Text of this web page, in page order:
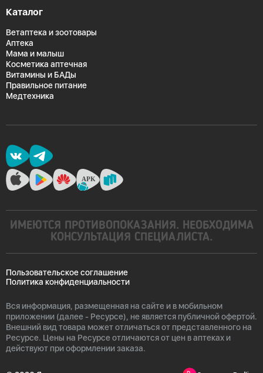
Каталог
Ветаптека и зоотовары
Аптека
Мама и малыш
Косметика аптечная
Витамины и БАДы
Правильное питание
Медтехника
ИМЕЮТСЯ ПРОТИВОПОКАЗАНИЯ. НЕОБХОДИМА
КОНСУЛЬТАЦИЯ СПЕЦИАЛИСТА.
Пользовательское соглашение
Политика конфиденциальности
Вся информация, размещенная на сайте и в мобильном
приложении (далее - Ресурсе), не является публичной офертой.
Внешний вид товара может отличаться от представленного на
Ресурсе. Цены на Ресурсе отличаются от цен в аптеках и
действуют при оформлении заказа.